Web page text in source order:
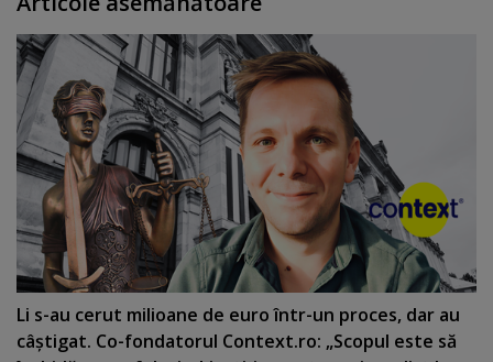
Li s-au cerut milioane de euro într-un proces, dar au
câştigat. Co-fondatorul Context.ro: „Scopul este să